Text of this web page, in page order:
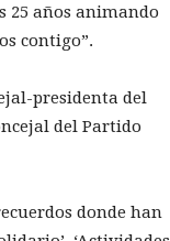
25 años animando
contigo”.
presidenta del
del Partido
donde han